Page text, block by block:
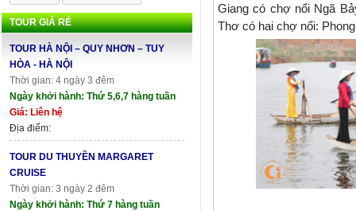
TOUR GIÁ RẺ
TOUR HÀ NỘI – QUY NHƠN – TUY
HÒA - HÀ NỘI
Thời gian: 4 ngày 3 đêm
Ngày khởi hành: Thứ 5,6,7 hàng tuần
Giá: Liên hệ
Địa điểm:
TOUR DU THUYỀN MARGARET
CRUISE
Thời gian: 3 ngày 2 đêm
Ngày khởi hành: Thứ 7 hàng tuần
Giang có chợ nổi Ngã
Thơ có hai chợ nổi: